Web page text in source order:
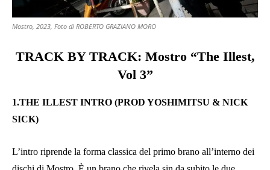
Mostro, 2023, Foto di ROBERTO GRAZIANO MORO
TRACK BY TRACK: Mostro “The Illest,
Vol 3”
1.THE ILLEST INTRO (PROD YOSHIMITSU & NICK
SICK)
L’intro riprende la forma classica del primo brano all’interno dei